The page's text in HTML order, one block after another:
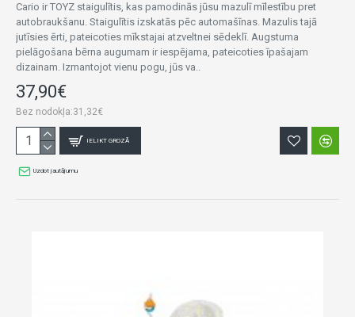
Cario ir TOYZ staigulītis, kas pamodinās jūsu mazulī mīlestību pret
autobraukšanu. Staigulītis izskatās pēc automašīnas. Mazulis tajā
jutīsies ērti, pateicoties mīkstajai atzveltnei sēdeklī. Augstuma
pielāgošana bērna augumam ir iespējama, pateicoties īpašajam
dizainam. Izmantojot vienu pogu, jūs va..
37,90€
Bez nodokļa:31,32€
IELIKT GROZĀ
Uzdot jautājumu